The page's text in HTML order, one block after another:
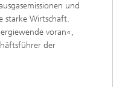
und
starke Wirtschaft.
voran«,
der